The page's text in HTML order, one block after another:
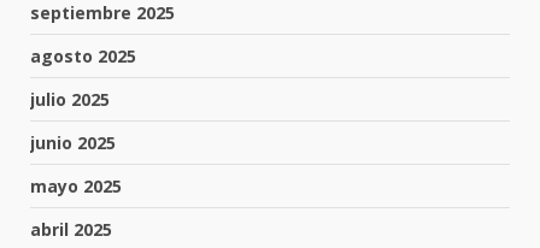
septiembre 2025
agosto 2025
julio 2025
junio 2025
mayo 2025
abril 2025